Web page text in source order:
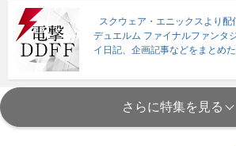
スクウェア・エニックスより配
デュエルム ファイナルファンタ
イ日記、企画記事などをまとめた
さらに特集を見る